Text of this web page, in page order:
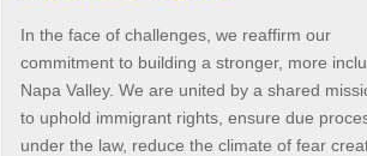
In the face of challenges, we reaffirm our
commitment to building a stronger, more
Napa Valley. We are united by a shared
to uphold immigrant rights, ensure due
under the law, reduce the climate of fear